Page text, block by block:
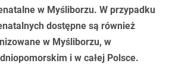
w Myśliborzu. W przypadku
dostępne są również
w Myśliborzu, w
i w całej Polsce.